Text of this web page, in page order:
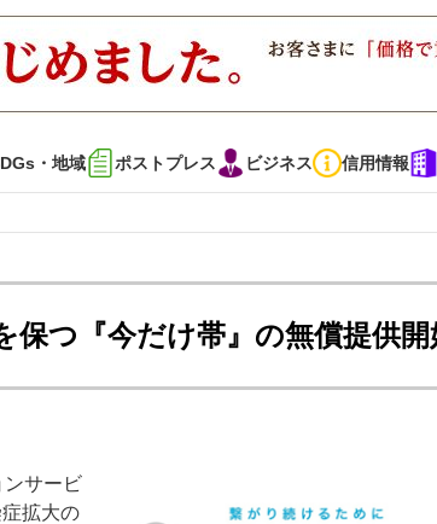
・地域 ポストプレス ビジネス 信用情報
ー コレクション
地域 ポストプレス ビジネス イベント 信用情報
JAPAN PACK 2023 特集
保つ『今だけ帯』の無償提供開
ンサービ
拡大の